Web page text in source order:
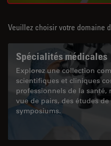
Veuillez choisir votre domaine
Spécialités médicales
Explorez une collection
scientifiques et cliniques
professionnels de la
vue de pairs, des études
symposiums.